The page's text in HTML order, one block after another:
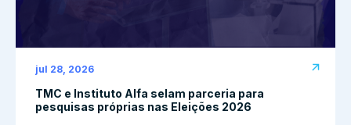
jul 28, 2026
TMC e Instituto Alfa selam parceria para
pesquisas próprias nas Eleições 2026